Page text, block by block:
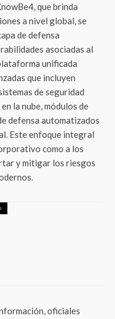
que brinda
a nivel global, se
de defensa
asociadas al
unificada
que incluyen
de seguridad
la nube, módulos de
defensa automatizados
Este enfoque integral
como a los
y mitigar los riesgos
oficiales